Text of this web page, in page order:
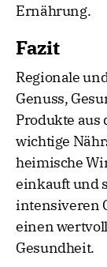
Ernährung.
Fazit
Regionale
Genuss,
Produkte aus
wichtige
heimische
einkauft und
intensiveren
einen
Gesundheit.